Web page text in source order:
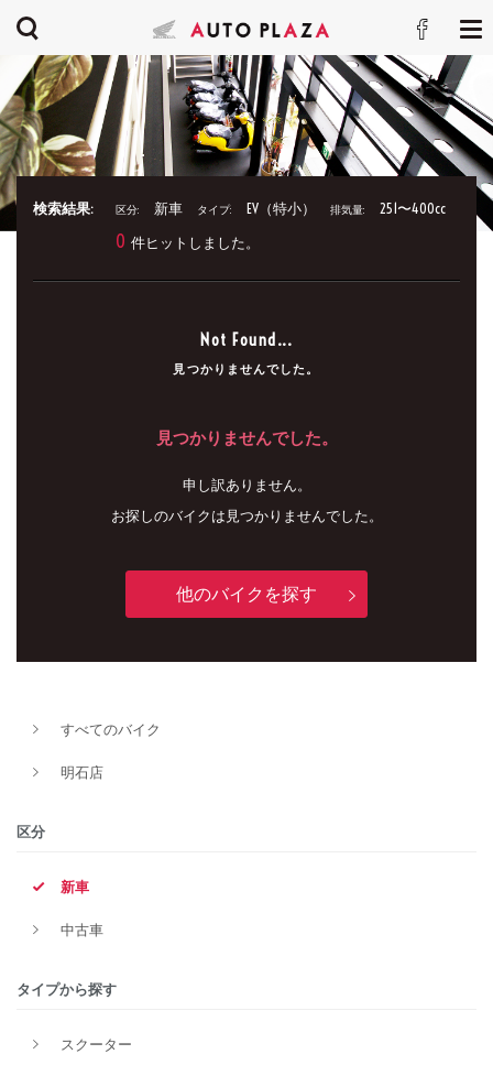
検索結果: 区分: 新車 タイプ: EV（特小） 排気量: 251〜400cc
0 件ヒットしました。
Not Found...
見つかりませんでした。
見つかりませんでした。
申し訳ありません。
お探しのバイクは見つかりませんでした。
他のバイクを探す
すべてのバイク
明石店
区分
新車
中古車
タイプから探す
スクーター
排気量